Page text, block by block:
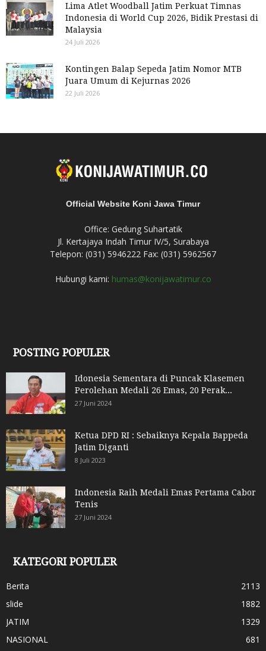
Lima Atlet Woodball Jatim Perkuat Timnas
Indonesia di World Cup 2026, Bidik Prestasi di
Malaysia
24 Juli 2026
Kontingen Balap Sepeda Jatim Nomor MTB
Juara Umum di Kejurnas 2026
22 Juli 2026
Official Website Koni Jawa Timur
Office: Gedung Suhartatik
Jl. Kertajaya Indah Timur IV/5, Surabaya
Telepon: (031) 5946222 Fax: (031) 5962567
Hubungi kami: humas@konijawatimur.co
POSTING POPULER
Idonesia Sementara di Puncak Klasemen
Perolehan Medali 26 Emas, 20 Perak...
27 Juni 2024
Ketua DPD RI : Sebaiknya Kepala Bappeda
Jatim Diganti
8 Juli 2023
Indonesia Raih Medali Emas Pertama Cabor
Tenis
27 Juni 2024
KATEGORI POPULER
Berita
2113
slide
1882
JATIM
1329
NASIONAL
681